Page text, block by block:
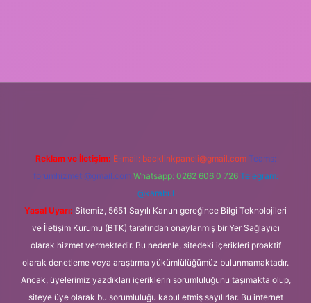
Reklam ve İletişim: E-mail: backlinkpaneli@gmail.com Teams:
forumhizmeti@gmail.com Whatsapp: 0262 606 0 726 Telegram:
@karabul
Yasal Uyarı: Sitemiz, 5651 Sayılı Kanun gereğince Bilgi Teknolojileri
ve İletişim Kurumu (BTK) tarafından onaylanmış bir Yer Sağlayıcı
olarak hizmet vermektedir. Bu nedenle, sitedeki içerikleri proaktif
olarak denetleme veya araştırma yükümlülüğümüz bulunmamaktadır.
Ancak, üyelerimiz yazdıkları içeriklerin sorumluluğunu taşımakta olup,
siteye üye olarak bu sorumluluğu kabul etmiş sayılırlar. Bu internet